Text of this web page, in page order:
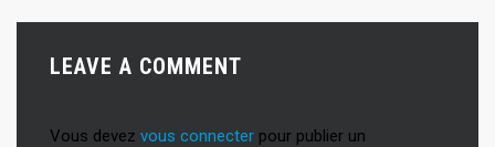
LEAVE A COMMENT
Vous devez vous connecter pour publier un